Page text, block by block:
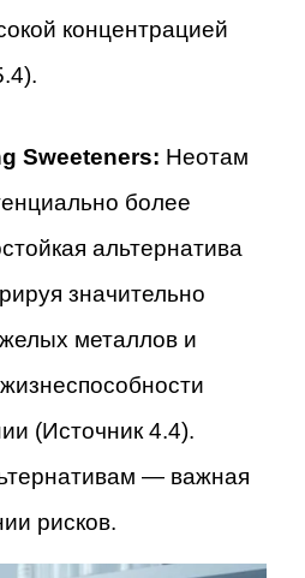
концентрацией
Sweeteners: Неотам
более
альтернатива
значительно
металлов и
(Источник 4.4).
— важная
рисков.